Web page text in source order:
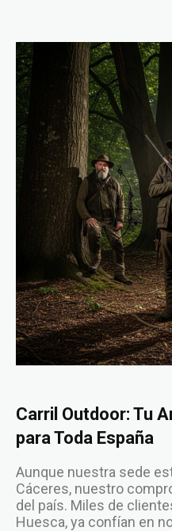
Carril Outdoor: Tu
para Toda España
Aunque nuestra sede
Cáceres, nuestro
del país. Miles de
Huesca, ya confían en